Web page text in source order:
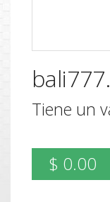
Tiene un
$ 0.00